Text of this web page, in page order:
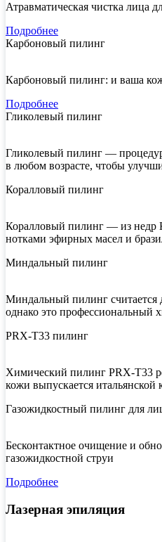
Атравматическая чистка лица
Подробнее
Карбоновый пилинг
Карбоновый пилинг: и ваша
Подробнее
Гликолевый пилинг
Гликолевый пилинг —
в любом возрасте, чтобы
Коралловый пилинг
Коралловый пилинг — из недр
нотками эфирных масел и
Миндальный пилинг
Миндальный пилинг считается
однако это профессиональный
PRX-T33 пилинг
Химический пилинг PRX-T33
кожи выпускается
Газожидкостный пилинг для
Бесконтактное очищение и
газожидкостной струи
Подробнее
Лазерная эпиляция